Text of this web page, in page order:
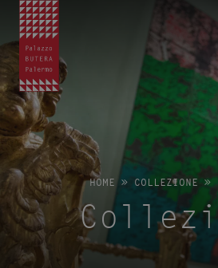
HOME » COLLEZIONE »